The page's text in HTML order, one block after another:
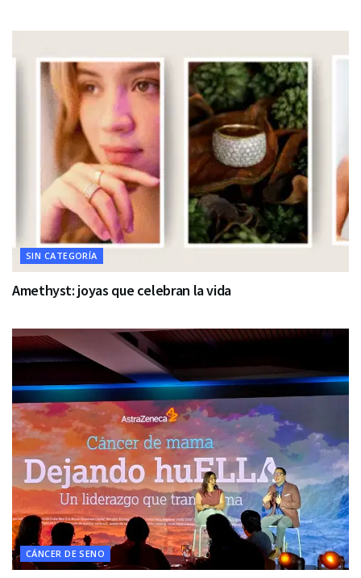
SIN CATEGORÍA
Amethyst: joyas que celebran la vida
CÁNCER DE SENO